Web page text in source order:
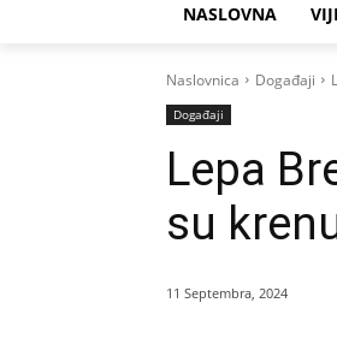
NASLOVNA
Naslovnica Događaji
Događaji
Lepa
su
11 Septembra, 2024